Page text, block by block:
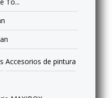
Accesorios de pintura